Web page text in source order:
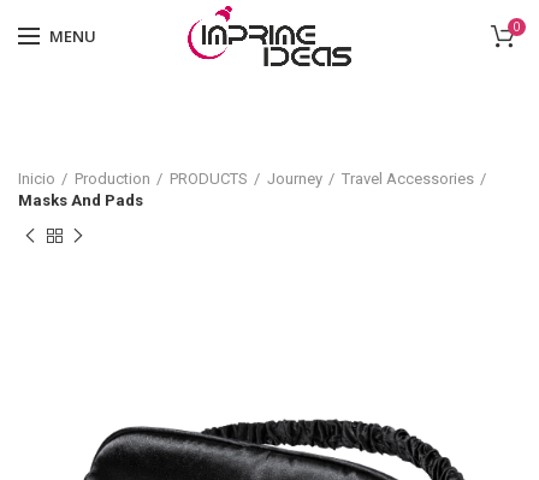
MENU 0
Inicio Production PRODUCTS Journey
Travel Accessories
Masks And Pads